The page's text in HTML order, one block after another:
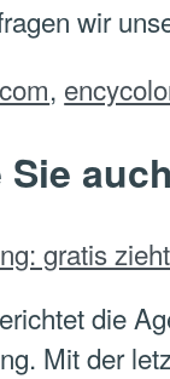
wir
,
Sie
gratis
die
Mit der